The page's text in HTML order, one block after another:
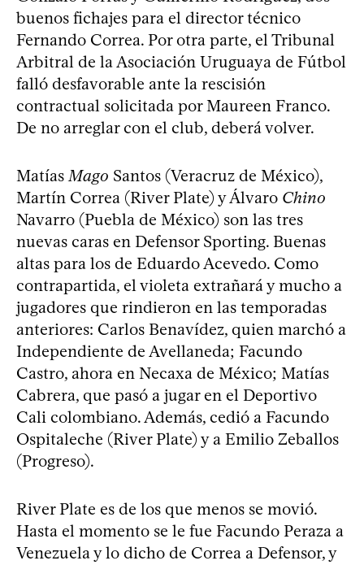
buenos fichajes para el director técnico
Fernando Correa. Por otra parte, el Tribunal
Arbitral de la Asociación Uruguaya de Fútbol
falló desfavorable ante la rescisión
contractual solicitada por Maureen Franco.
De no arreglar con el club, deberá volver.
Matías Mago Santos (Veracruz de México),
Martín Correa (River Plate) y Álvaro Chino
Navarro (Puebla de México) son las tres
nuevas caras en Defensor Sporting. Buenas
altas para los de Eduardo Acevedo. Como
contrapartida, el violeta extrañará y mucho a
jugadores que rindieron en las temporadas
anteriores: Carlos Benavídez, quien marchó a
Independiente de Avellaneda; Facundo
Castro, ahora en Necaxa de México; Matías
Cabrera, que pasó a jugar en el Deportivo
Cali colombiano. Además, cedió a Facundo
Ospitaleche (River Plate) y a Emilio Zeballos
(Progreso).
River Plate es de los que menos se movió.
Hasta el momento se le fue Facundo Peraza a
Venezuela y lo dicho de Correa a Defensor, y